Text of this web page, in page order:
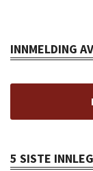
INNMELDING
5 SISTE